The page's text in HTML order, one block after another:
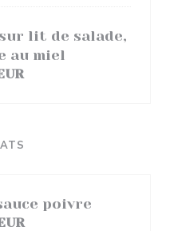
lit de salade,
au miel
poivre